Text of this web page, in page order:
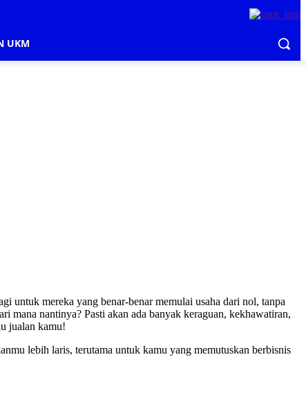
UKM
untuk mereka yang benar-benar memulai usaha dari nol, tanpa
mana nantinya? Pasti akan ada banyak keraguan, kekhawatiran,
jualan kamu!
lebih laris, terutama untuk kamu yang memutuskan berbisnis